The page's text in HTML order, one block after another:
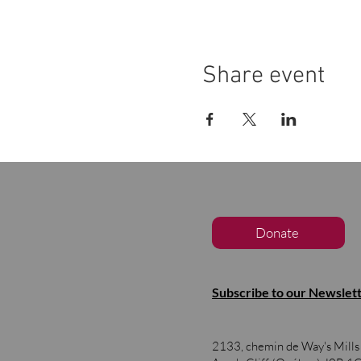
Share event
Donate
Subscribe to our
2133, chemin de Way's Mills